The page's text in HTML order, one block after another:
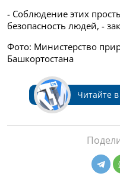
- Соблюдение этих
безопасность людей, -
Фото: Министерство
Башкортостана
Читайте в